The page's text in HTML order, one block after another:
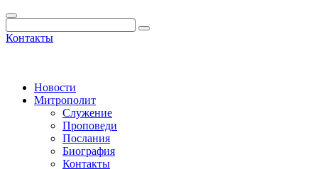
Контакты
Новости
Митрополит
Служение
Проповеди
Послания
Биография
Контакты